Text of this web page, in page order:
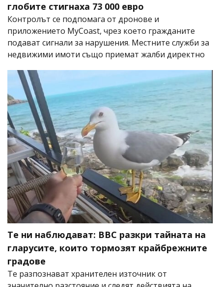
глобите стигнаха 73 000 евро
Контролът се подпомага от дронове и
приложението MyCoast, чрез което гражданите
подават сигнали за нарушения. Местните служби за
недвижими имоти също приемат жалби директно
Те ни наблюдават: BBC разкри тайната на
гларусите, които тормозят крайбрежните
градове
Те разпознават хранителен източник от